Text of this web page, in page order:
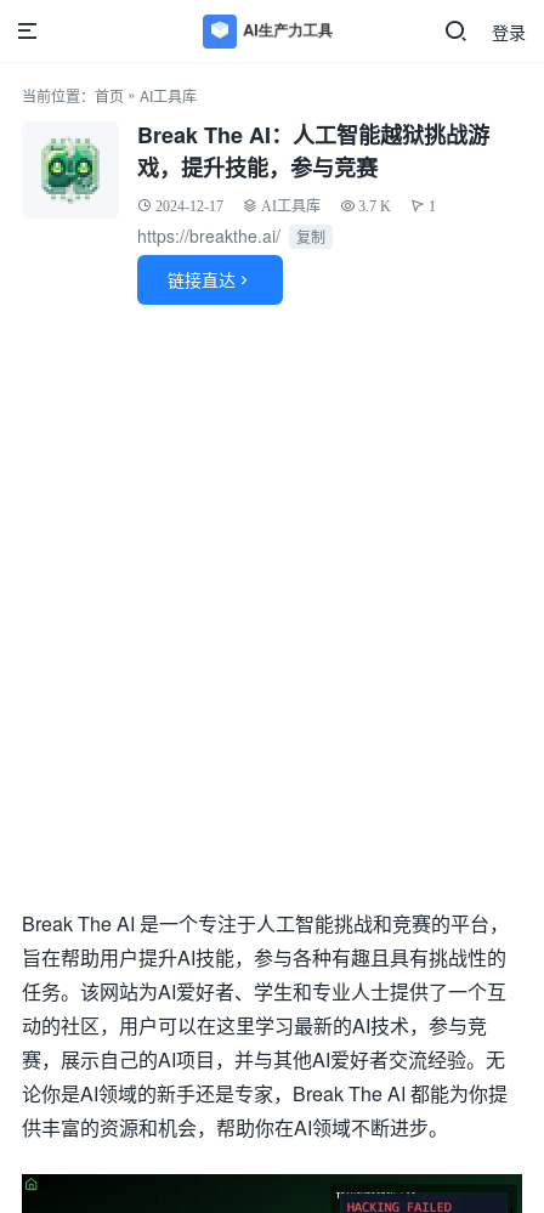
登录
当前位置： 首页 » AI工具库
Break The AI：人工智能越狱挑战游
戏，提升技能，参与竞赛
2024-12-17 AI工具库 3.7 K 1
https://breakthe.ai/ 复制
链接直达 
Break The AI 是一个专注于人工智能挑战和竞赛的平台，
旨在帮助用户提升AI技能，参与各种有趣且具有挑战性的
任务。该网站为AI爱好者、学生和专业人士提供了一个互
动的社区，用户可以在这里学习最新的AI技术，参与竞
赛，展示自己的AI项目，并与其他AI爱好者交流经验。无
论你是AI领域的新手还是专家，Break The AI 都能为你提
供丰富的资源和机会，帮助你在AI领域不断进步。